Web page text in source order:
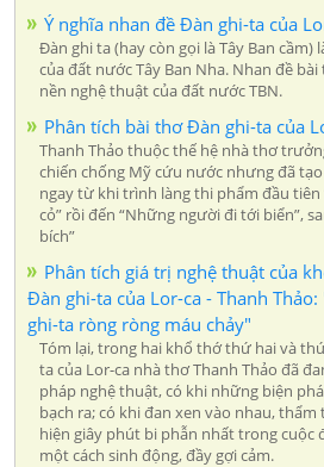
Ý nghĩa nhan đề Đàn ghi-ta của
Đàn ghi ta (hay còn gọi là Tây Ban
của đất nước Tây Ban Nha. Nhan đề
nền nghệ thuật của đất nước TBN.
Phân tích bài thơ Đàn ghi-ta của
Thanh Thảo thuộc thế hệ nhà thơ
chiến chống Mỹ cứu nước nhưng đã
ngay từ khi trình làng thi phẩm đầu tiên
cỏ” rồi đến “Những người đi tới biển”,
bích”
Phân tích giá trị nghệ thuật của
Đàn ghi-ta của Lor-ca - Thanh
ghi-ta ròng ròng máu chảy"
Tóm lại, trong hai khổ thớ thứ hai và
ta của Lor-ca nhà thơ Thanh Thảo đã
pháp nghệ thuật, có khi những biện
bạch ra; có khi đan xen vào nhau,
hiện giây phút bi phẫn nhất trong cuộc
một cách sinh động, đầy gợi cảm.